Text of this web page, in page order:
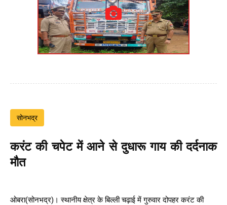
सोनभद्र
करंट की चपेट में आने से दुधारू गाय की दर्दनाक
मौत
ओबरा(सोनभद्र)। स्थानीय क्षेत्र के बिल्ली चढ़ाई में गुरुवार दोपहर करंट की